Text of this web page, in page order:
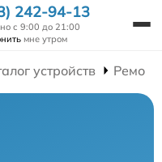
242-94-13
с 9:00 до 21:00
мне утром
устройств